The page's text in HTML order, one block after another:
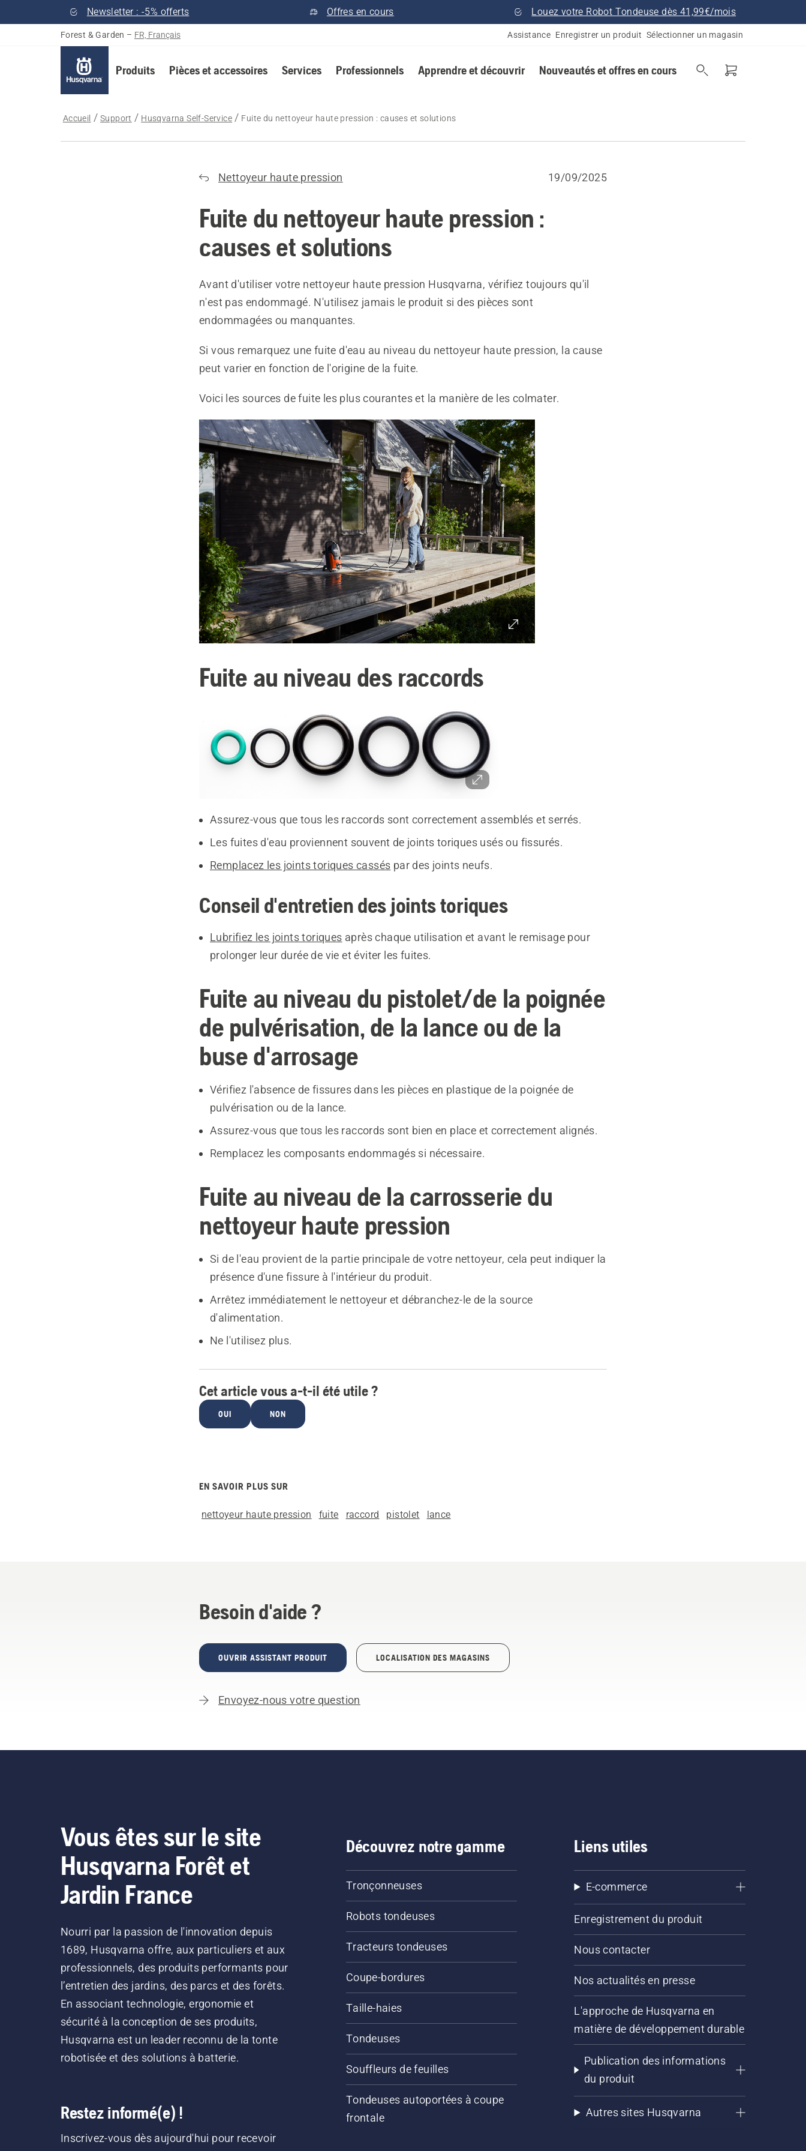
Newsletter : -5% offerts Offres en cours Louez votre Robot Tondeuse dès 41,99€/mois
Forest & Garden – FR, Français Assistance Enregistrer un produit Sélectionner un magasin
Produits Pièces et accessoires Services Professionnels Apprendre et découvrir Nouveautés et offres en cours
Accueil Support Husqvarna Self-Service Fuite du nettoyeur haute pression : causes et solutions
Nettoyeur haute pression 19/09/2025
Fuite du nettoyeur haute pression :
causes et solutions
Avant d'utiliser votre nettoyeur haute pression Husqvarna, vérifiez toujours qu'il
n'est pas endommagé. N'utilisez jamais le produit si des pièces sont
endommagées ou manquantes.
Si vous remarquez une fuite d'eau au niveau du nettoyeur haute pression, la cause
peut varier en fonction de l'origine de la fuite.
Voici les sources de fuite les plus courantes et la manière de les colmater.
Fuite au niveau des raccords
Assurez-vous que tous les raccords sont correctement assemblés et serrés.
Les fuites d'eau proviennent souvent de joints toriques usés ou fissurés.
Remplacez les joints toriques cassés par des joints neufs.
Conseil d'entretien des joints toriques
Lubrifiez les joints toriques après chaque utilisation et avant le remisage pour
prolonger leur durée de vie et éviter les fuites.
Fuite au niveau du pistolet/de la poignée
de pulvérisation, de la lance ou de la
buse d'arrosage
Vérifiez l'absence de fissures dans les pièces en plastique de la poignée de
pulvérisation ou de la lance.
Assurez-vous que tous les raccords sont bien en place et correctement alignés.
Remplacez les composants endommagés si nécessaire.
Fuite au niveau de la carrosserie du
nettoyeur haute pression
Si de l'eau provient de la partie principale de votre nettoyeur, cela peut indiquer la
présence d'une fissure à l'intérieur du produit.
Arrêtez immédiatement le nettoyeur et débranchez-le de la source
d'alimentation.
Ne l'utilisez plus.
Cet article vous a-t-il été utile ?
OUI NON
EN SAVOIR PLUS SUR
nettoyeur haute pression fuite raccord pistolet lance
Besoin d'aide ?
OUVRIR ASSISTANT PRODUIT LOCALISATION DES MAGASINS
Envoyez-nous votre question
Vous êtes sur le site
Husqvarna Forêt et
Jardin France
Nourri par la passion de l'innovation depuis
1689, Husqvarna offre, aux particuliers et aux
professionnels, des produits performants pour
l’entretien des jardins, des parcs et des forêts.
En associant technologie, ergonomie et
sécurité à la conception de ses produits,
Husqvarna est un leader reconnu de la tonte
robotisée et des solutions à batterie.
Restez informé(e) !
Inscrivez-vous dès aujourd'hui pour recevoir
Découvrez notre gamme
Tronçonneuses
Robots tondeuses
Tracteurs tondeuses
Coupe-bordures
Taille-haies
Tondeuses
Souffleurs de feuilles
Tondeuses autoportées à coupe
frontale
Liens utiles
E-commerce
Enregistrement du produit
Nous contacter
Nos actualités en presse
L'approche de Husqvarna en
matière de développement durable
Publication des informations
du produit
Autres sites Husqvarna